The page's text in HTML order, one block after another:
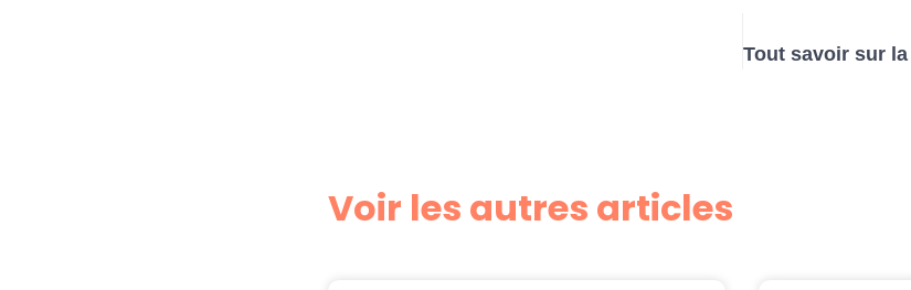
Voir les autres articles